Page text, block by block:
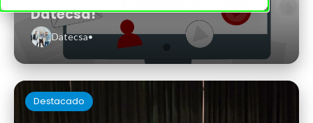
Datecsa!
Datecsa•
Destacado